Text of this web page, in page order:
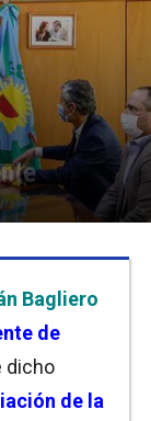
Bagliero
de
dicho
de la